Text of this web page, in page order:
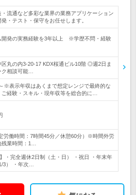
流通など多彩な業界の業務アプリケーション
・テスト・保守をお任せします。
開発の実務経験を3年以上 ※学歴不問・経験
丸の内3-20-17 KDX桜通ビル10階 ◎週2日ま
相談可能…
※表示年収はあくまで想定レンジで最終的な
経験・スキル・現年収等を総合的に…
労働時間：7時間45分／休憩60分）※時間外労
業時間：1…
】・完全週休2日制（土・日） ・祝日 ・年末年
3） ・年次…